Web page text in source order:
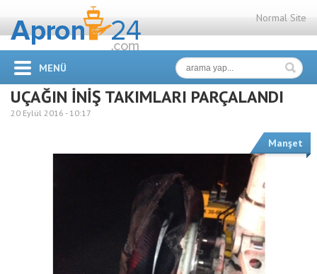
Normal Site
MENÜ
UÇAĞIN İNİŞ TAKIMLARI PARÇALANDI
20 Eylül 2016 - 10:17
Manşet